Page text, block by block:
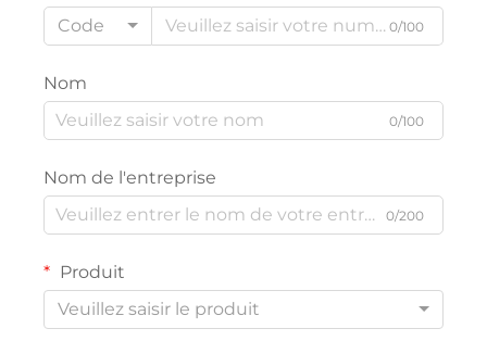
Code
0/100
Nom
0/100
Nom de l'entreprise
0/200
Produit
Veuillez saisir le produit